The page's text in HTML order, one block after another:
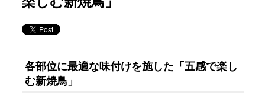
各部位に最適な味付けを施した「五感で楽し
む新焼鳥」